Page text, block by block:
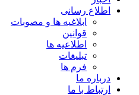
اطلاع رسانی
ابلاغیه ها و مصوبات
قوانین
اطلاعیه ها
تبلیغات
فرم ها
درباره ما
ارتباط با ما